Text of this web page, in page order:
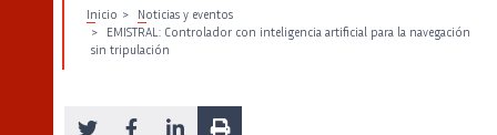
Inicio
Noticias y eventos
EMISTRAL: Controlador con inteligencia artificial para la navegación
sin tripulación